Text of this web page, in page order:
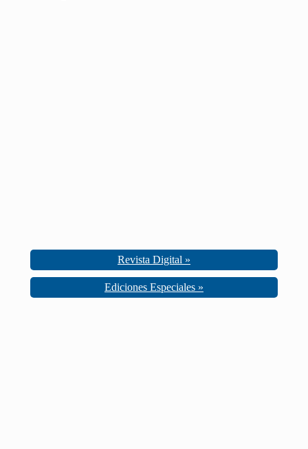
Revista Digital »
Ediciones Especiales »